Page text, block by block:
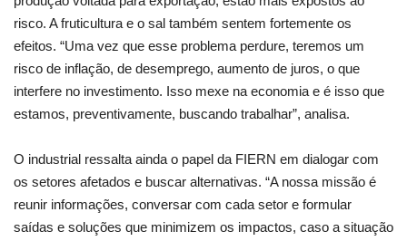
risco. A fruticultura e o sal também sentem fortemente os
efeitos. “Uma vez que esse problema perdure, teremos um
risco de inflação, de desemprego, aumento de juros, o que
interfere no investimento. Isso mexe na economia e é isso que
estamos, preventivamente, buscando trabalhar”, analisa.
O industrial ressalta ainda o papel da FIERN em dialogar com
os setores afetados e buscar alternativas. “A nossa missão é
reunir informações, conversar com cada setor e formular
saídas e soluções que minimizem os impactos, caso a situação